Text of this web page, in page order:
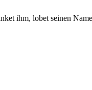
ihm, lobet seinen